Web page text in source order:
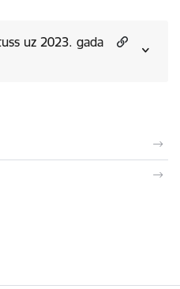
uz 2023. gada